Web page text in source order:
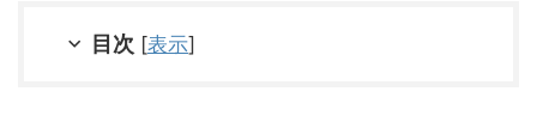
目次 [表示]